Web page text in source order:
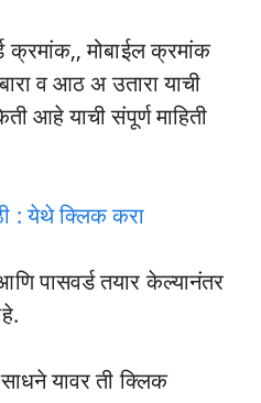
मोबाईल क्रमांक
व आठ अ उतारा याची
आहे याची संपूर्ण माहिती
: येथे क्लिक करा
पासवर्ड तयार केल्यानंतर
यावर ती क्लिक